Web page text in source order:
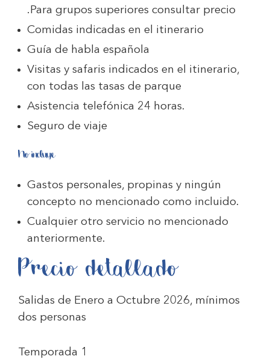
.Para grupos superiores consultar precio
Comidas indicadas en el itinerario
Guía de habla española
Visitas y safaris indicados en el itinerario,
con todas las tasas de parque
Asistencia telefónica 24 horas.
Seguro de viaje
No incluye
Gastos personales, propinas y ningún
concepto no mencionado como incluido.
Cualquier otro servicio no mencionado
anteriormente.
Precio detallado
Salidas de Enero a Octubre 2026, mínimos
dos personas
Temporada 1